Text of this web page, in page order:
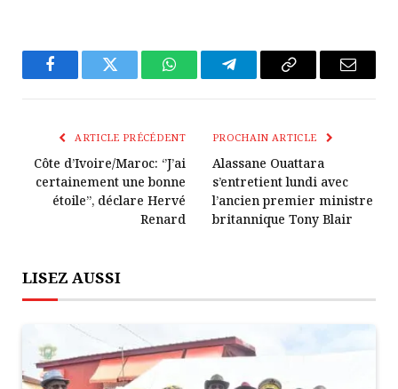
FacebookTwitter WhatsAppTélégrammeCopier
Lien
E-
ARTICLE PRÉCÉDENT
Côte d’Ivoire/Maroc: ‘’J’ai
certainement une bonne
étoile’’, déclare Hervé
Renard
PROCHAIN ARTICLE
Alassane Ouattara
s’entretient lundi avec
l’ancien premier ministre
britannique Tony Blair
LISEZ AUSSI